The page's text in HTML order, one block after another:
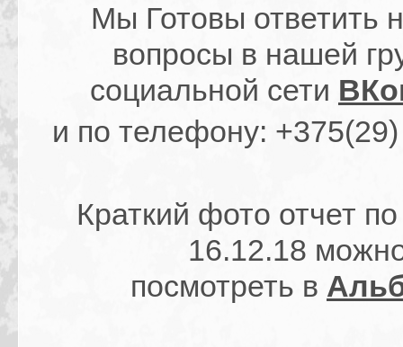
Мы Готовы ответить
вопросы в нашей
социальной сети
и по телефону:
Краткий фото отчет
16.12.18
посмотреть в